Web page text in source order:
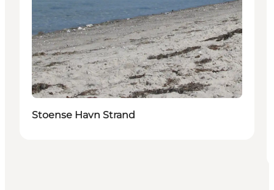
Stoense Havn Strand